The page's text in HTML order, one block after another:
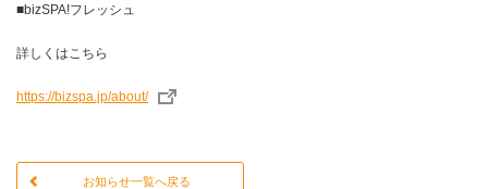
■bizSPA!フレッシュ
詳しくはこちら
https://bizspa.jp/about/
お知らせ一覧へ戻る